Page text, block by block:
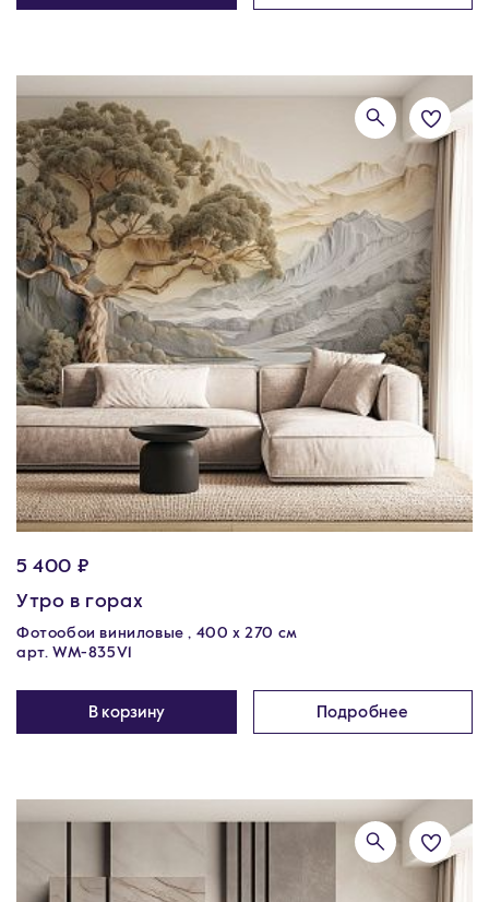
5 400 ₽
Утро в горах
Фотообои виниловые , 400 х 270 см
арт. WM-835V1
В корзину Подробнее